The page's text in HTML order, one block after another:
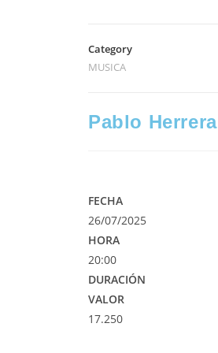
Category
MUSICA
Pablo Herrera
FECHA
26/07/2025
HORA
20:00
DURACIÓN
VALOR
17.250